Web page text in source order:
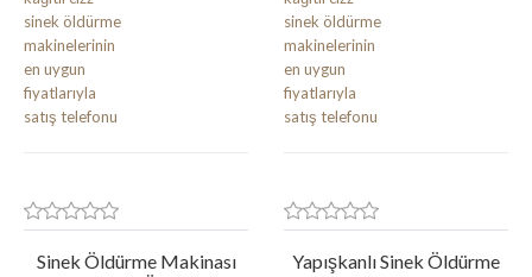
Sinek Öldürme Makinası
Yapışkanlı Sinek Öldürme